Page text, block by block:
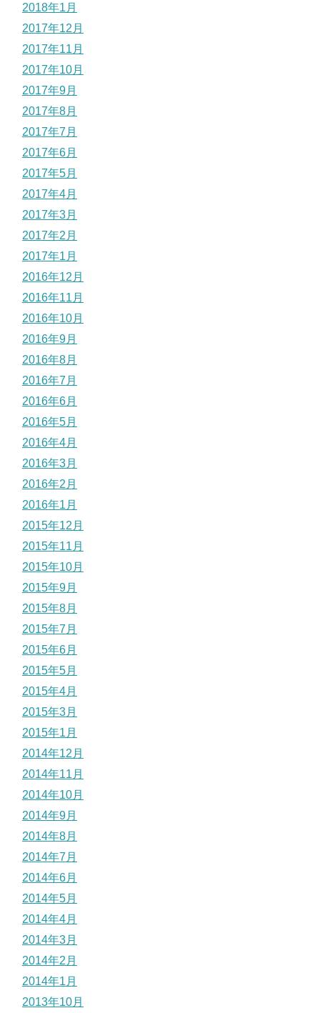
2018年1月
2017年12月
2017年11月
2017年10月
2017年9月
2017年8月
2017年7月
2017年6月
2017年5月
2017年4月
2017年3月
2017年2月
2017年1月
2016年12月
2016年11月
2016年10月
2016年9月
2016年8月
2016年7月
2016年6月
2016年5月
2016年4月
2016年3月
2016年2月
2016年1月
2015年12月
2015年11月
2015年10月
2015年9月
2015年8月
2015年7月
2015年6月
2015年5月
2015年4月
2015年3月
2015年1月
2014年12月
2014年11月
2014年10月
2014年9月
2014年8月
2014年7月
2014年6月
2014年5月
2014年4月
2014年3月
2014年2月
2014年1月
2013年10月